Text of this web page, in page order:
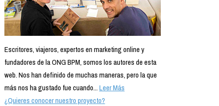
Escritores, viajeros, expertos en marketing online y
fundadores de la ONG BPM, somos los autores de esta
web. Nos han definido de muchas maneras, pero la que
más nos ha gustado fue cuando...Leer Más
¿Quieres conocer nuestro proyecto?